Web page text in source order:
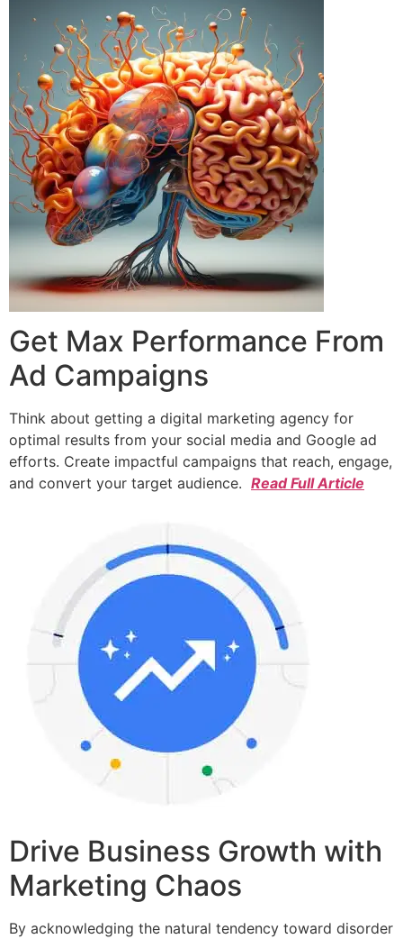
Get Max Performance From
Ad Campaigns
Think about getting a digital marketing agency for
optimal results from your social media and Google ad
efforts. Create impactful campaigns that reach, engage,
and convert your target audience. Read Full Article
Drive Business Growth with
Marketing Chaos
By acknowledging the natural tendency toward disorder